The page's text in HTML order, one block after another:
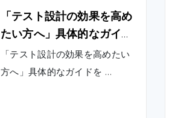
「テスト設計の効果を高め
たい方へ」具体的なガイド
をご紹介！！
「テスト設計の効果を高めたい
方へ」具体的なガイドを …